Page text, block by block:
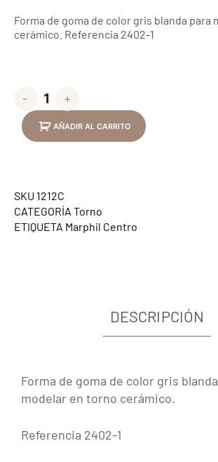
Forma de goma de color gris blanda para
cerámico. Referencia 2402-1
- +
AÑADIR AL CARRITO
SKU 1212C
CATEGORÍA Torno
ETIQUETA Marphil Centro
DESCRIPCIÓN
Forma de goma de color gris
modelar en torno cerámico.
Referencia 2402-1